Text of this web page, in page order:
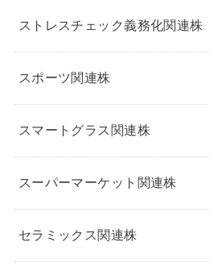
ストレスチェック義務化関連株
スポーツ関連株
スマートグラス関連株
スーパーマーケット関連株
セラミックス関連株